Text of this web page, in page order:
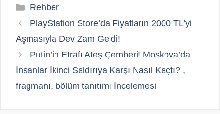
Kategoriler
Rehber
PlayStation Store’da Fiyatların 2000 TL’yi
Aşmasıyla Dev Zam Geldi!
Putin’in Etrafı Ateş Çemberi! Moskova’da
İnsanlar İkinci Saldırıya Karşı Nasıl Kaçtı? ,
fragmanı, bölüm tanıtımı İncelemesi